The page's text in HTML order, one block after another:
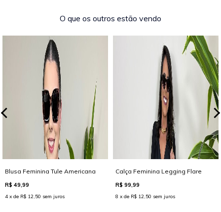
O que os outros estão vendo
Blusa Feminina Tule Americana
R$ 49,99
4 x de R$ 12,50 sem juros
Calça Feminina Legging Flare
R$ 99,99
8 x de R$ 12,50 sem juros